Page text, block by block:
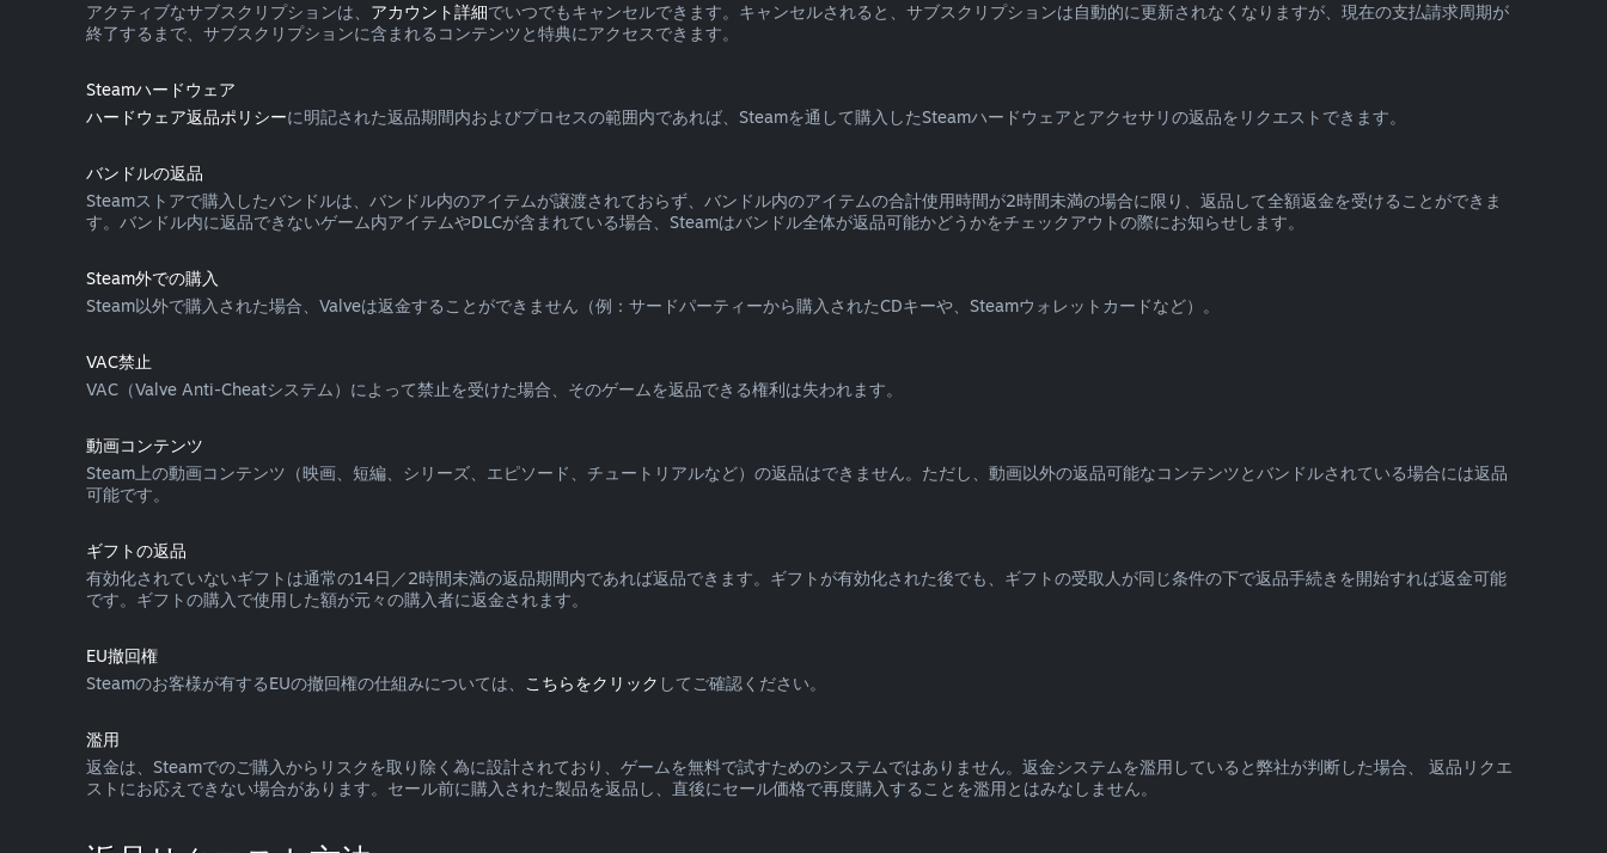
アクティブなサブスクリプションは、 アカウント詳細でいつでもキャンセルできます。キャンセルされると、サブスクリプションは自動的に更新されなくなりますが、現在の支払請求周期が
終了するまで、サブスクリプションに含まれるコンテンツと特典にアクセスできます。
Steamハードウェア
ハードウェア返品ポリシーに明記された返品期間内およびプロセスの範囲内であれば、Steamを通して購入したSteamハードウェアとアクセサリの返品をリクエストできます。
バンドルの返品
Steamストアで購入したバンドルは、バンドル内のアイテムが譲渡されておらず、バンドル内のアイテムの合計使用時間が2時間未満の場合に限り、返品して全額返金を受けることができま
す。バンドル内に返品できないゲーム内アイテムやDLCが含まれている場合、Steamはバンドル全体が返品可能かどうかをチェックアウトの際にお知らせします。
Steam外での購入
Steam以外で購入された場合、Valveは返金することができません（例：サードパーティーから購入されたCDキーや、Steamウォレットカードなど）。
VAC禁止
VAC（Valve Anti-Cheatシステム）によって禁止を受けた場合、そのゲームを返品できる権利は失われます。
動画コンテンツ
Steam上の動画コンテンツ（映画、短編、シリーズ、エピソード、チュートリアルなど）の返品はできません。ただし、動画以外の返品可能なコンテンツとバンドルされている場合には返品
可能です。
ギフトの返品
有効化されていないギフトは通常の14日／2時間未満の返品期間内であれば返品できます。ギフトが有効化された後でも、ギフトの受取人が同じ条件の下で返品手続きを開始すれば返金可能
です。ギフトの購入で使用した額が元々の購入者に返金されます。
EU撤回権
Steamのお客様が有するEUの撤回権の仕組みについては、
こちらをクリック してご確認ください。
濫用
返金は、Steamでのご購入からリスクを取り除く為に設計されており、ゲームを無料で試すためのシステムではありません。返金システムを濫用していると弊社が判断した場合、 返品リクエ
ストにお応えできない場合があります。セール前に購入された製品を返品し、直後にセール価格で再度購入することを濫用とはみなしません。